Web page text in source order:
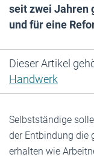
seit zwei Jahren
und für eine
Dieser Artikel
Handwerk
Selbstständige
der Entbindung die
erhalten wie